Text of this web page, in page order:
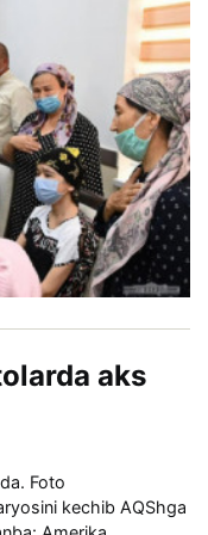
aks
Foto
kechib AQShga